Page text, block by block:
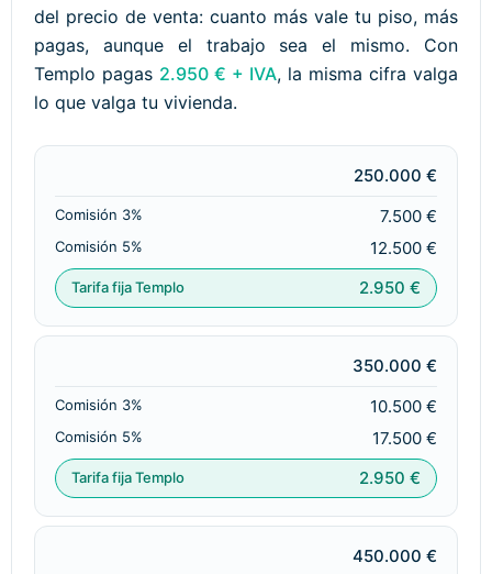
del precio de venta: cuanto más vale tu piso, más
pagas, aunque el trabajo sea el mismo. Con
Templo pagas 2.950 € + IVA, la misma cifra valga
lo que valga tu vivienda.
250.000 €
7.500 €
12.500 €
2.950 €
350.000 €
10.500 €
17.500 €
2.950 €
450.000 €